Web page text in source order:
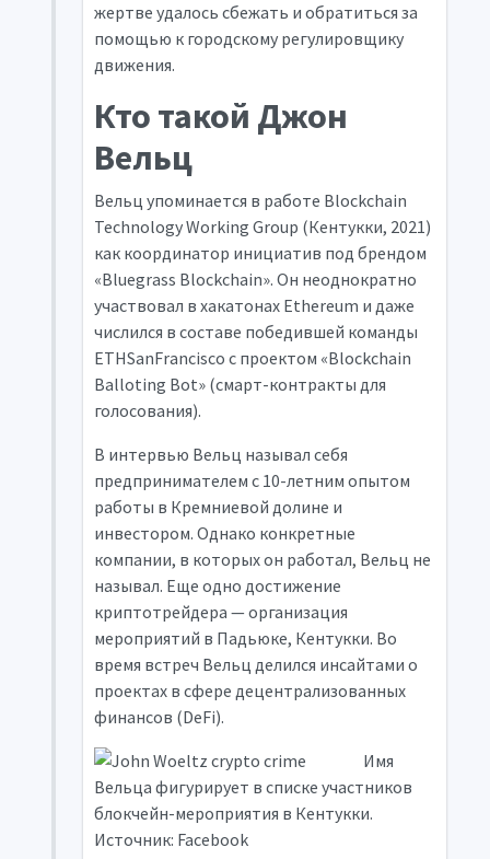
жертве удалось сбежать и обратиться за
помощью к городскому регулировщику
движения.
Кто такой Джон
Вельц
Вельц упоминается в работе Blockchain
Technology Working Group (Кентукки, 2021)
как координатор инициатив под брендом
«Bluegrass Blockchain». Он неоднократно
участвовал в хакатонах Ethereum и даже
числился в составе победившей команды
ETHSanFrancisco с проектом «Blockchain
Balloting Bot» (смарт-контракты для
голосования).
В интервью Вельц называл себя
предпринимателем с 10-летним опытом
работы в Кремниевой долине и
инвестором. Однако конкретные
компании, в которых он работал, Вельц не
называл. Еще одно достижение
криптотрейдера — организация
мероприятий в Падьюке, Кентукки. Во
время встреч Вельц делился инсайтами о
проектах в сфере децентрализованных
финансов (DeFi).
Имя
Вельца фигурирует в списке участников
блокчейн-мероприятия в Кентукки.
Источник: Facebook